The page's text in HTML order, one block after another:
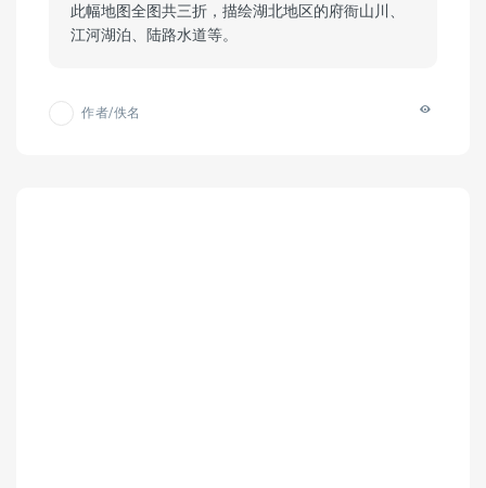
此幅地图全图共三折，描绘湖北地区的府衙山川、
江河湖泊、陆路水道等。
作者/佚名